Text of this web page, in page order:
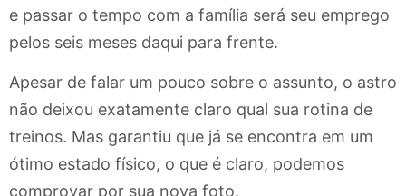
e passar o tempo com a família será seu emprego
pelos seis meses daqui para frente.
Apesar de falar um pouco sobre o assunto, o astro
não deixou exatamente claro qual sua rotina de
treinos. Mas garantiu que já se encontra em um
ótimo estado físico, o que é claro, podemos
comprovar por sua nova foto.